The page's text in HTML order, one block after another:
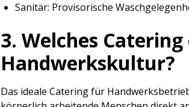
Sanitär: Provisorische
3. Welches
Handwerkskultur?
Das ideale Catering für